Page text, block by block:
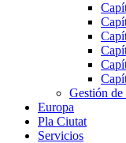
Gestión de
Europa
Pla Ciutat
Servicios